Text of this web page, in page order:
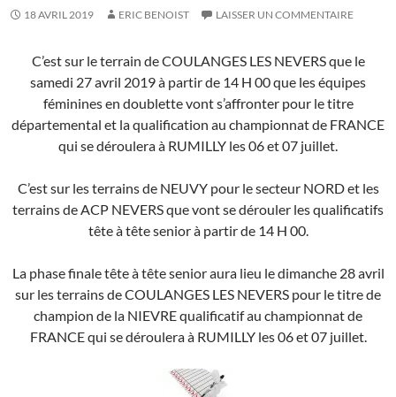
18 AVRIL 2019 ERIC BENOIST LAISSER UN COMMENTAIRE
C’est sur le terrain de COULANGES LES NEVERS que le
samedi 27 avril 2019 à partir de 14 H 00 que les équipes
féminines en doublette vont s’affronter pour le titre
départemental et la qualification au championnat de FRANCE
qui se déroulera à RUMILLY les 06 et 07 juillet.
C’est sur les terrains de NEUVY pour le secteur NORD et les
terrains de ACP NEVERS que vont se dérouler les qualificatifs
tête à tête senior à partir de 14 H 00.
La phase finale tête à tête senior aura lieu le dimanche 28 avril
sur les terrains de COULANGES LES NEVERS pour le titre de
champion de la NIEVRE qualificatif au championnat de
FRANCE qui se déroulera à RUMILLY les 06 et 07 juillet.